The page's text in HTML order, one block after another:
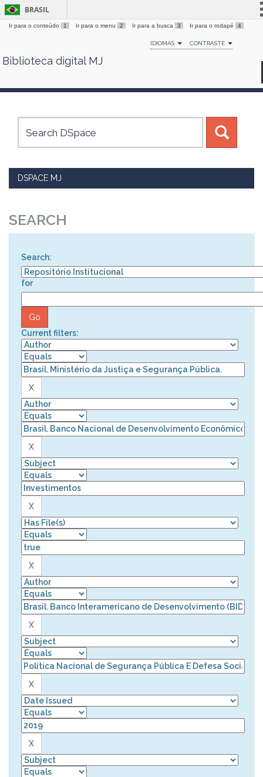
Skip
BRASIL
Simplifique!
Comunica BR
Canais
Ir para o conteúdo 1 Ir para o menu 2 Ir para a busca 3 Ir para o rodapé 4
IDIOMAS CONTRASTE
Biblioteca digital MJ
DSPACE MJ
SEARCH
Search:
for
Current filters: